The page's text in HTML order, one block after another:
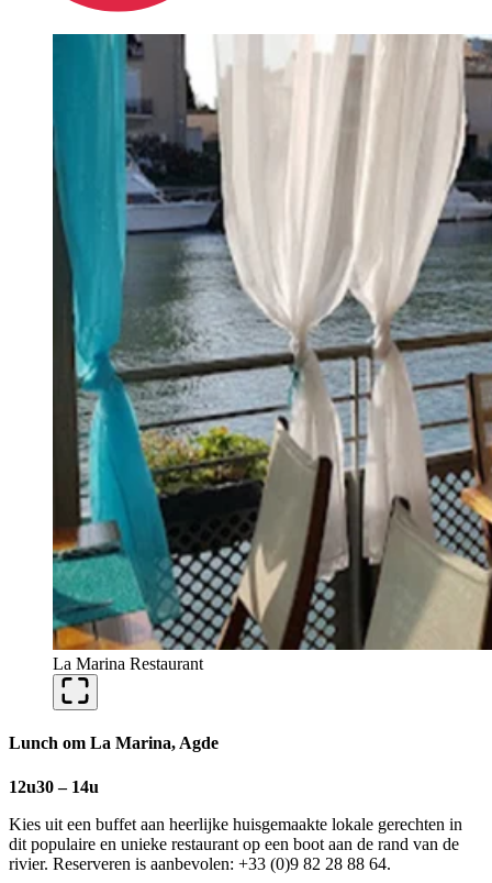
La Marina Restaurant
Lunch om La Marina, Agde
12u30 – 14u
Kies uit een buffet aan heerlijke huisgemaakte lokale gerechten in
dit populaire en unieke restaurant op een boot aan de rand van de
rivier. Reserveren is aanbevolen: +33 (0)9 82 28 88 64.